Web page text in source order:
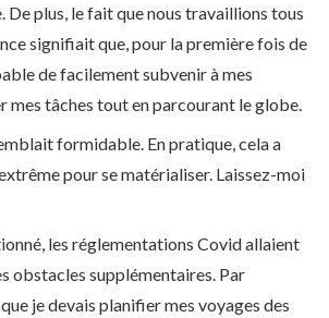
De plus, le fait que nous travaillions tous
signifiait que, pour la première fois de
de facilement subvenir à mes
mes tâches tout en parcourant le globe.
formidable. En pratique, cela a
pour se matérialiser. Laissez-moi
les réglementations Covid allaient
obstacles supplémentaires. Par
je devais planifier mes voyages des